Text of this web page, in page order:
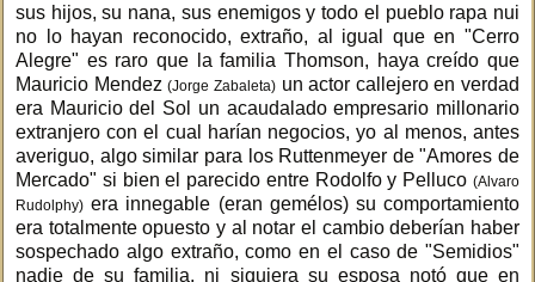
sus hijos, su nana, sus enemigos y todo el pueblo rapa nui
no lo hayan reconocido, extraño, al igual que en "Cerro
Alegre" es raro que la familia Thomson, haya creído que
Mauricio Mendez(Jorge Zabaleta)un actor callejero en verdad
era Mauricio del Sol un acaudalado empresario millonario
extranjero con el cual harían negocios, yo al menos, antes
averiguo, algo similar para los Ruttenmeyer de "Amores de
Mercado" si bien el parecido entre Rodolfo y Pelluco (Alvaro
Rudolphy) era innegable (eran gemélos) su comportamiento
era totalmente opuesto y al notar el cambio deberían haber
sospechado algo extraño, como en el caso de "Semidios"
nadie de su familia, ni siquiera su esposa notó que en